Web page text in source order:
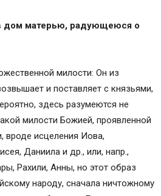
дом матерью, радующеюся о
милости: Он из
и поставляет с князьями,
здесь разумеются не
милости Божией, проявленной
исцеления Иова,
Даниила и др., или, напр.,
Рахили, Анны, но этот образ
народу, сначала ничтожному